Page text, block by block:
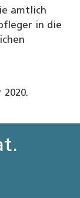
amtlich
in die
2020.